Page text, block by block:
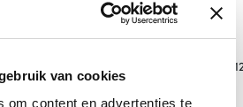
van cookies
om content en advertenties te
DELL